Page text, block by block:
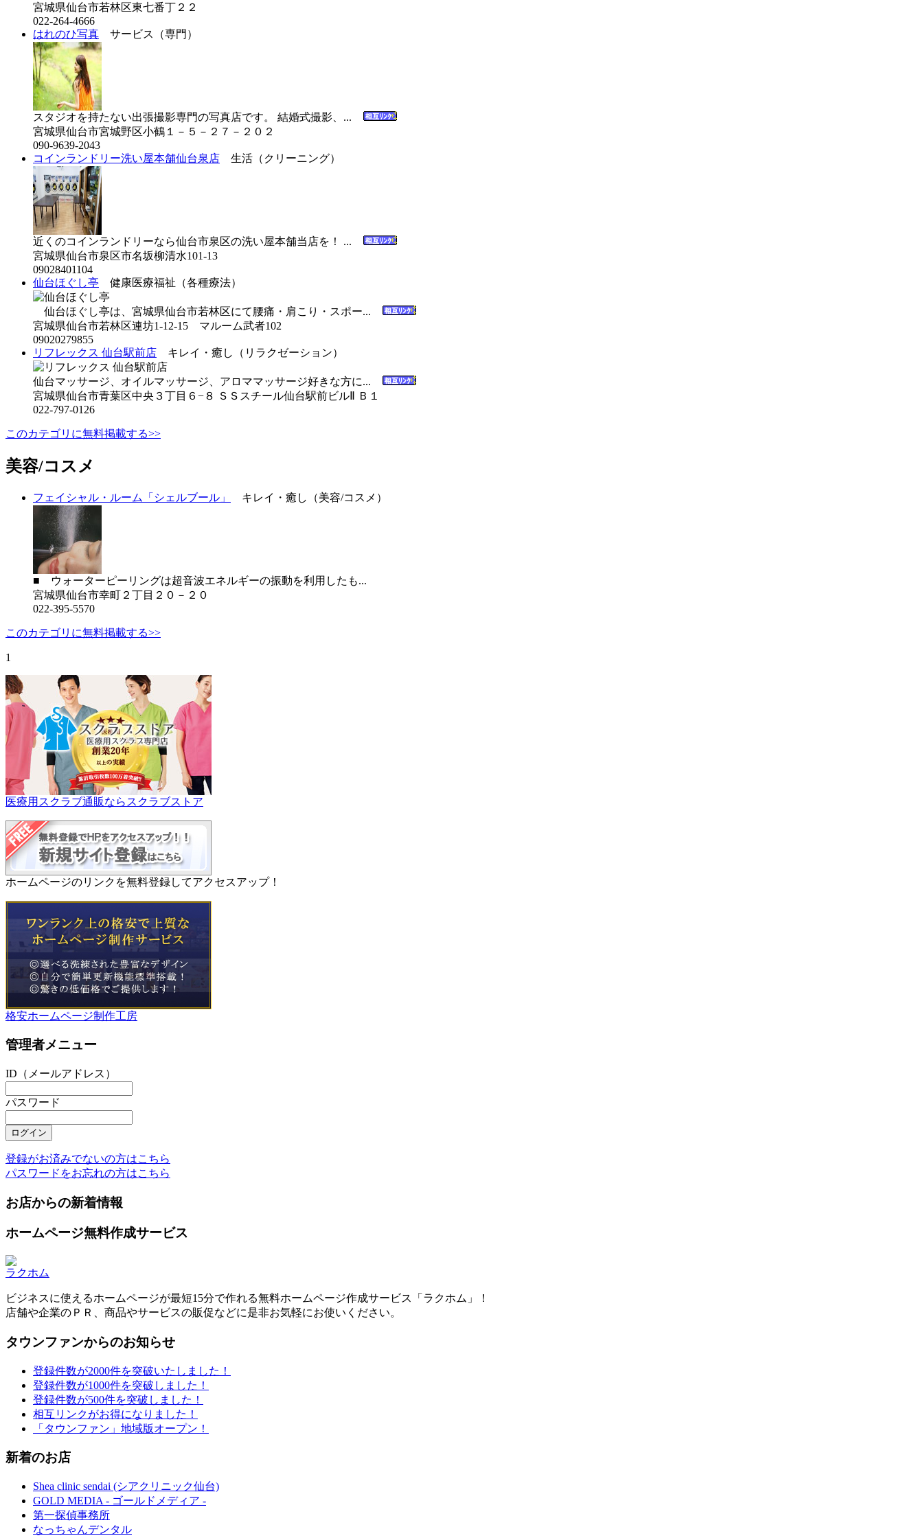
宮城県仙台市若林区東七番丁２２
022-264-4666
はれのひ写真 サービス（専門）
スタジオを持たない出張撮影専門の写真店です。 結婚式撮影、...
宮城県仙台市宮城野区小鶴１－５－２７－２０２
090-9639-2043
コインランドリー洗い屋本舗仙台泉店 生活（クリーニング）
近くのコインランドリーなら仙台市泉区の洗い屋本舗当店を！ ...
宮城県仙台市泉区市名坂柳清水101-13
09028401104
仙台ほぐし亭 健康医療福祉（各種療法）
仙台ほぐし亭は、宮城県仙台市若林区にて腰痛・肩こり・スポー...
宮城県仙台市若林区連坊1-12-15 マルーム武者102
09020279855
リフレックス 仙台駅前店 キレイ・癒し（リラクゼーション）
仙台マッサージ、オイルマッサージ、アロママッサージ好きな方に...
宮城県仙台市青葉区中央３丁目６−８ ＳＳスチール仙台駅前ビルⅡ Ｂ１
022-797-0126
このカテゴリに無料掲載する>>
美容/コスメ
フェイシャル・ルーム「シェルブール」 キレイ・癒し（美容/コスメ）
■ ウォーターピーリングは超音波エネルギーの振動を利用したも...
宮城県仙台市幸町２丁目２０－２０
022-395-5570
このカテゴリに無料掲載する>>
1
医療用スクラブ通販ならスクラブストア
ホームページのリンクを無料登録してアクセスアップ！
格安ホームページ制作工房
管理者メニュー
ID（メールアドレス）
パスワード
登録がお済みでないの方はこちら
パスワードをお忘れの方はこちら
お店からの新着情報
ホームページ無料作成サービス
ラクホム
ビジネスに使えるホームページが最短15分で作れる無料ホームページ作成サービス「ラクホム」！
店舗や企業のＰＲ、商品やサービスの販促などに是非お気軽にお使いください。
タウンファンからのお知らせ
登録件数が2000件を突破いたしました！
登録件数が1000件を突破しました！
登録件数が500件を突破しました！
相互リンクがお得になりました！
「タウンファン」地域版オープン！
新着のお店
Shea clinic sendai (シアクリニック仙台)
GOLD MEDIA - ゴールドメディア -
第一探偵事務所
なっちゃんデンタル